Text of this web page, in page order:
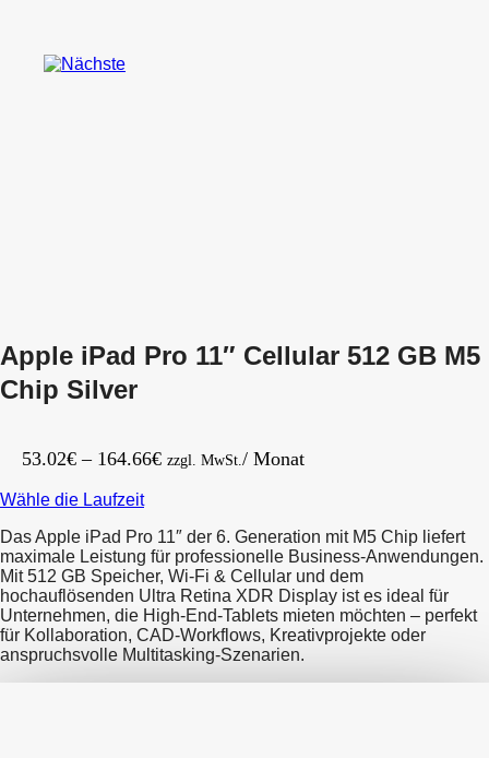
Apple iPad Pro 11″ Cellular 512 GB M5
Chip Silver
53.02€ – 164.66€Preisspanne:
164.66€
zzgl. MwSt./ Monat
Wähle die Laufzeit
Das Apple iPad Pro 11″ der 6. Generation mit M5 Chip liefert
maximale Leistung für professionelle Business-Anwendungen.
Mit 512 GB Speicher, Wi-Fi & Cellular und dem
hochauflösenden Ultra Retina XDR Display ist es ideal für
Unternehmen, die High-End-Tablets mieten möchten – perfekt
für Kollaboration, CAD-Workflows, Kreativprojekte oder
anspruchsvolle Multitasking-Szenarien.